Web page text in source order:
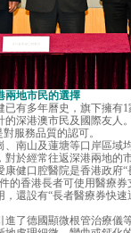
地市民的選擇
有多年曆史，旗下擁有1
深港澳市民及國際友人
服務品質的認可。
、南山及蓮塘等口岸區域
對於經常往返深港兩地的
健口腔醫院是香港政府
的香港長者可使用醫療
還設有“長者醫療券快
了德國顯微根管治療儀